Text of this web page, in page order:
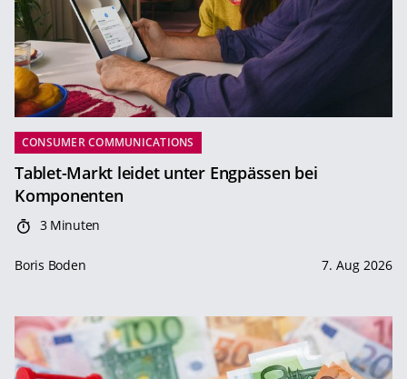
CONSUMER COMMUNICATIONS
Tablet-Markt leidet unter Engpässen bei
Komponenten
3 Minuten
Boris Boden 7. Aug 2026